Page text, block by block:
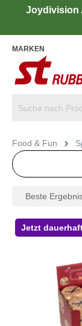
Joydivision
MARKEN
Food & Fun
Jetzt